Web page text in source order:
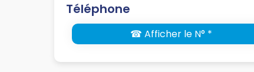
Téléphone
☎ Afficher le N° *